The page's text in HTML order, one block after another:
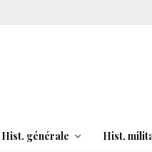
Hist. générale Hist.